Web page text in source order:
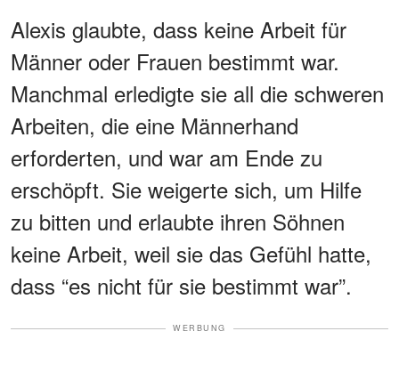
Alexis glaubte, dass keine Arbeit für
Männer oder Frauen bestimmt war.
Manchmal erledigte sie all die schweren
Arbeiten, die eine Männerhand
erforderten, und war am Ende zu
erschöpft. Sie weigerte sich, um Hilfe
zu bitten und erlaubte ihren Söhnen
keine Arbeit, weil sie das Gefühl hatte,
dass “es nicht für sie bestimmt war”.
WERBUNG